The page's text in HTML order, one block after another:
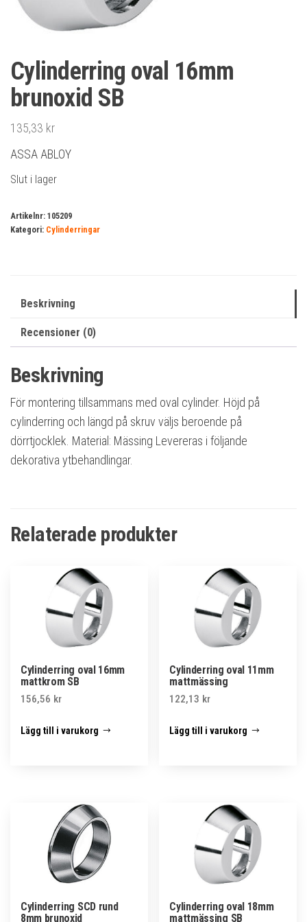
Cylinderring oval 16mm
brunoxid SB
135,33 kr
ASSA ABLOY
Slut i lager
Artikelnr: 105209
Kategori: Cylinderringar
Beskrivning
Recensioner (0)
Beskrivning
För montering tillsammans med oval cylinder. Höjd på
cylinderring och längd på skruv väljs beroende på
dörrtjocklek. Material: Mässing Levereras i följande
dekorativa ytbehandlingar.
Relaterade produkter
Cylinderring oval 16mm
mattkrom SB
156,56 kr
Lägg till i varukorg
Cylinderring oval 11mm
mattmässing
122,13 kr
Lägg till i varukorg
Cylinderring SCD rund
8mm brunoxid
Cylinderring oval 18mm
mattmässing SB